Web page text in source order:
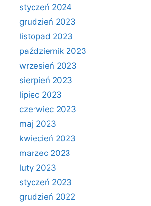
styczeń 2024
grudzień 2023
listopad 2023
październik 2023
wrzesień 2023
sierpień 2023
lipiec 2023
czerwiec 2023
maj 2023
kwiecień 2023
marzec 2023
luty 2023
styczeń 2023
grudzień 2022